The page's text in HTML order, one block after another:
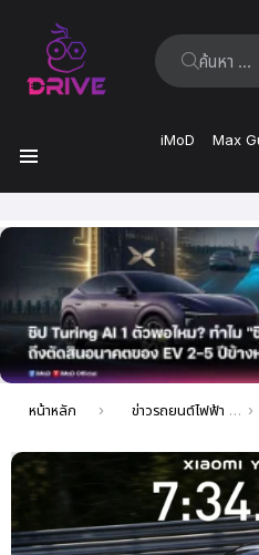
ค้นหา:
iMoD Max
ล่าสุด
คุณอยู่ที่นี่:
หน้าหลัก ข่าวรถยนต์ไฟฟ้า EV ล่าสุด